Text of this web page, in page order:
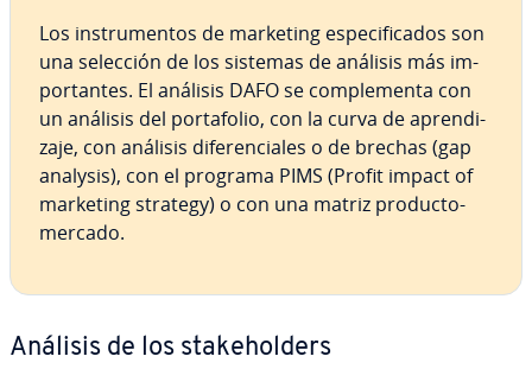
Los in­s­tru­me­n­tos de marketing es­pe­ci­fi­ca­dos son
una selección de los sistemas de análisis más im­
po­r­ta­n­tes. El análisis DAFO se co­m­ple­me­n­ta con
un análisis del po­r­ta­fo­lio, con la curva de apre­n­di­
za­je, con análisis di­fe­re­n­cia­les o de brechas (gap
analysis), con el programa PIMS (Profit impact of
marketing strategy) o con una matriz producto-
mercado.
Análisis de los sta­keho­l­de­rs